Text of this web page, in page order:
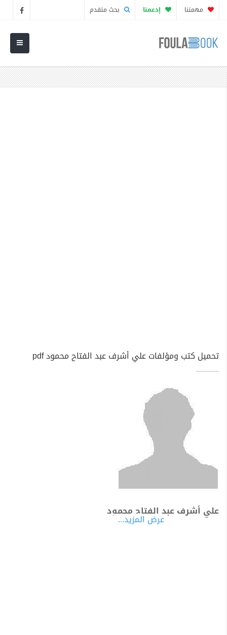
مهمتنا إدعمنا بحث متقدم
تحميل كتب ومؤلفات علي أشرف عبد الفتاح محمود pdf
علي أشرف عبد الفتاح محمود
عرض المزيد...